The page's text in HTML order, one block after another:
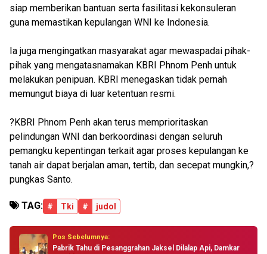
siap memberikan bantuan serta fasilitasi kekonsuleran
guna memastikan kepulangan WNI ke Indonesia.
Ia juga mengingatkan masyarakat agar mewaspadai pihak-
pihak yang mengatasnamakan KBRI Phnom Penh untuk
melakukan penipuan. KBRI menegaskan tidak pernah
memungut biaya di luar ketentuan resmi.
?KBRI Phnom Penh akan terus memprioritaskan
pelindungan WNI dan berkoordinasi dengan seluruh
pemangku kepentingan terkait agar proses kepulangan ke
tanah air dapat berjalan aman, tertib, dan secepat mungkin,?
pungkas Santo.
TAG: # Tki # judol
Pos Sebelumnya:
Pabrik Tahu di Pesanggrahan Jaksel Dilalap Api, Damkar